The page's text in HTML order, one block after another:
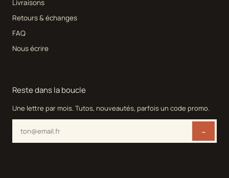
Livraisons
Retours & échanges
FAQ
Nous écrire
Reste dans la boucle
Une lettre par mois. Tutos, nouveautés, parfois un code promo.
→